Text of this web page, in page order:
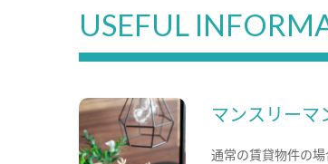
USEFUL
マンスリーマ
通常の賃貸物件の